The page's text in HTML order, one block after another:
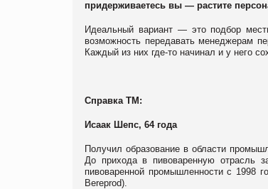
придерживаетесь вы — растите
Идеальный вариант — это подбор
возможность передавать менеджерам
Каждый из них где-то начинал и у него
Справка ТМ:
Исаак Шепс, 64 года
Получил образование в области
До прихода в пивоваренную отрасль
пивоваренной промышленности с 1998
Bereprod).